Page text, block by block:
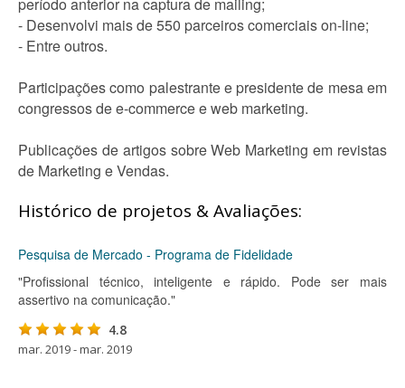
- Desenvolvi mais de 550 parceiros comerciais on-line;
- Entre outros.
Participações como palestrante e presidente de mesa em
congressos de e-commerce e web marketing.
Publicações de artigos sobre Web Marketing em revistas
de Marketing e Vendas.
Histórico de projetos & Avaliações:
Pesquisa de Mercado - Programa de Fidelidade
"Profissional técnico, inteligente e rápido. Pode ser mais
assertivo na comunicação."
4.8
mar. 2019 - mar. 2019